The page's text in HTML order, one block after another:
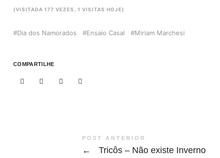
(VISITADA 177 VEZES, 1 VISITAS HOJE)
Dia dos Namorados Ensaio Casal Miriam Marchesi
COMPARTILHE
POST ANTERIOR
←
Tricôs – Não existe Inverno